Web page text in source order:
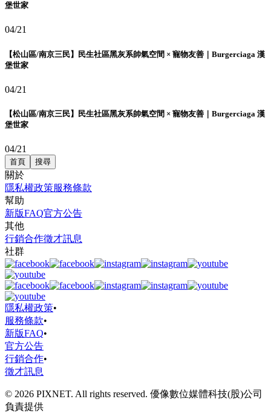
堡世家
04/21
【松山區/南京三民】民生社區黑灰系帥氣空間 × 寵物友善｜Burgerciaga 漢
堡世家
04/21
【松山區/南京三民】民生社區黑灰系帥氣空間 × 寵物友善｜Burgerciaga 漢
堡世家
04/21
首頁 搜尋
關於
隱私權政策服務條款
幫助
新版FAQ官方公告
其他
行銷合作徵才訊息
社群
隱私權政策•
服務條款•
新版FAQ•
官方公告
行銷合作•
徵才訊息
© 2026 PIXNET. All rights reserved. 優像數位媒體科技(股)公司
負責提供